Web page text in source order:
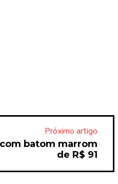
Próximo artigo
batom marrom
de R$ 91